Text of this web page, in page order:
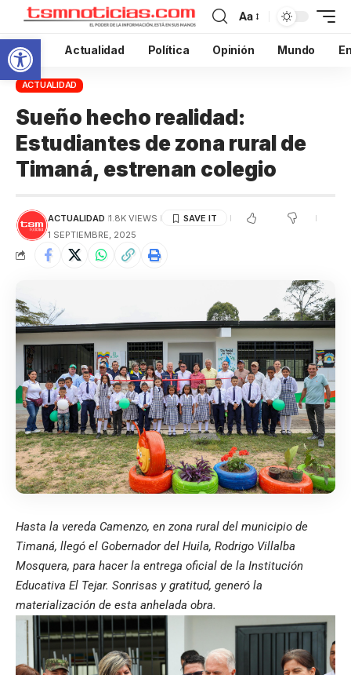
Abrir barra de herramientas
Aa
Inicio Actualidad Política Opinión Mundo
ACTUALIDAD
Sueño hecho realidad:
Estudiantes de zona rural de
Timaná, estrenan colegio
ACTUALIDAD 1.8K VIEWS
1 SEPTIEMBRE, 2025
Hasta la vereda Camenzo, en zona rural del municipio de
Timaná, llegó el Gobernador del Huila, Rodrigo Villalba
Mosquera, para hacer la entrega oficial de la Institución
Educativa El Tejar. Sonrisas y gratitud, generó la
materialización de esta anhelada obra.